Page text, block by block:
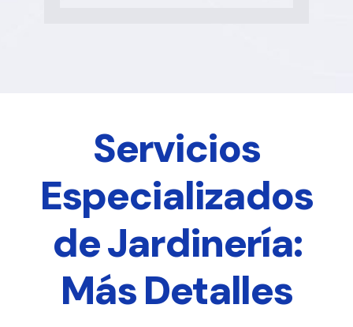
Servicios
Especializados
de Jardinería:
Más Detalles